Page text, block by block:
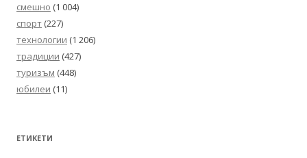
смешно (1 004)
спорт (227)
технологии (1 206)
традиции (427)
туризъм (448)
юбилеи (11)
ЕТИКЕТИ